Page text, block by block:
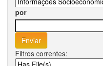
por
Filtros correntes: